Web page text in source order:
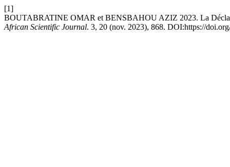
[1]
BOUTABRATINE OMAR et BENSBAHOU AZIZ 2023. La
African Scientific Journal. 3, 20 (nov. 2023), 868. DOI:https://